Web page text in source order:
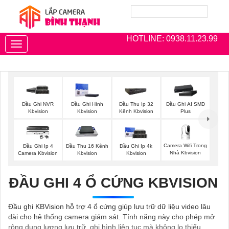
HOTLINE: 0938.11.23.99
Toggle
navigation
Đầu Ghi NVR
Kbvision
Đầu Ghi Hình
Kbvision
Đầu Thu Ip 32
Kênh Kbvision
Đầu Ghi AI SMD
Plus
Đầu Ghi Ip 4
Camera Kbvision
Đầu Thu 16 Kênh
Kbvision
Đầu Ghi Ip 4k
Kbvision
Camera Wifi Trong
Nhà Kbvision
ĐẦU GHI 4 Ổ CỨNG KBVISION
Đầu ghi KBVision hỗ trợ 4 ổ cứng giúp lưu trữ dữ liệu video lâu
dài cho hệ thống camera giám sát. Tính năng này cho phép mở
rộng dung lượng lưu trữ, ghi hình liên tục mà không lo thiếu